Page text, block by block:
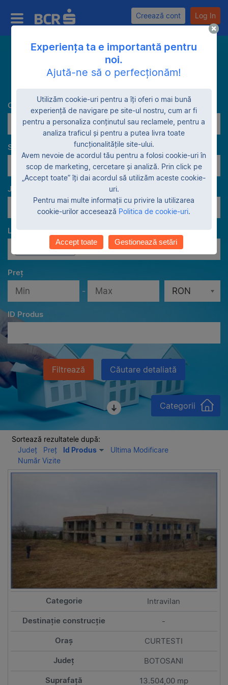
Creează cont Log In
Caută
Categorie
Terenuri
Stadiu garanție
Lichidare patrimonială
Judeţe
Toate judeţele
Localităţi
Toate localităţile
Preț
- RON
ID Produs
Filtrează Căutare detaliată
Categorii
Sortează rezultatele după:
Județ
Preț Id Produs
Ultima Modificare
Număr Vizite
Intravilan
-
CURTESTI
BOTOSANI
13.504,00 mp
Experiența ta e importantă pentru
noi.
Ajută-ne să o perfecționăm!
Utilizăm cookie-uri pentru a îți oferi o mai bună
experiență de navigare pe site-ul nostru, cum ar fi
pentru a personaliza conținutul sau reclamele, pentru a
analiza traficul și pentru a putea livra toate
funcționalitățile site-ului.
Avem nevoie de acordul tău pentru a folosi cookie-uri în
scop de marketing, cercetare și analiză. Prin click pe
„Accept toate” îți dai acordul să utilizăm aceste cookie-
uri.
Pentru mai multe informații cu privire la utilizarea
cookie-urilor accesează Politica de cookie-uri.
Accept toate Gestionează setări